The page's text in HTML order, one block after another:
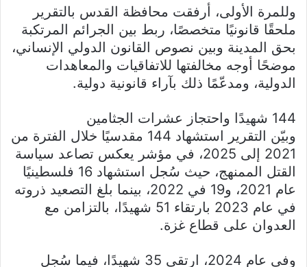
وللمرة الأولى، أرفقت محافظة القدس بالتقرير
ملحقًا قانونيًا متخصصًا، ربط بين الجرائم المرتكبة
بحق المدينة وبين نصوص القانون الدولي الإنساني،
موضحًا أوجه مخالفتها للاتفاقيات والمعاهدات
الدولية، ومدعّمًا ذلك بآراء قانونية دولية.
144 شهيدًا واحتجاز عشرات الجثامين
وبيّن التقرير استشهاد 144 مقدسيًا خلال الفترة من
2021 إلى 2025، في مؤشر يعكس تصاعد سياسة
القتل الممنهج، حيث سُجل استشهاد 16 فلسطينيًا
عام 2021، و19 في 2022، بينما بلغ التصعيد ذروته
في عام 2023 بارتقاء 51 شهيدًا، بالتزامن مع
العدوان على قطاع غزة.
وفي عام 2024، ارتقى 35 شهيدًا، فيما سُجل